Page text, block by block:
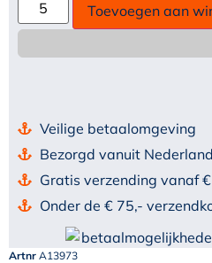
Toevoegen aan
Veilige betaalomgeving
Bezorgd vanuit
Gratis verzending vanaf
Onder de € 75,-
Artnr A13973